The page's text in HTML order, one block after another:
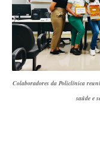
Colaboradores da Policlínica
saúde e